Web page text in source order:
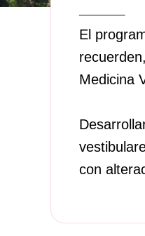
El
Medicina
con